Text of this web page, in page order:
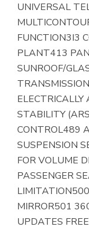
UNIVERSAL
FUNCTION3I3
PLANT413
SUNROOF/
STABILITY
CONTROL489
SUSPENSION
FOR VOLUME
PASSENGER
MIRROR501
UPDATES